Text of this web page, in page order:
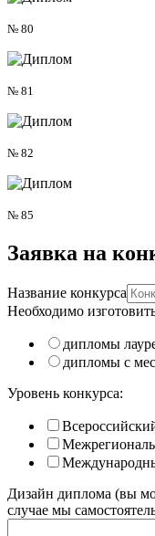
№ 80
№ 81
№ 82
№ 85
Заявка на
Название конкурса
Необходимо
дипломы
дипломы с
Уровень конкурса:
Дизайн диплома (вы
случае мы